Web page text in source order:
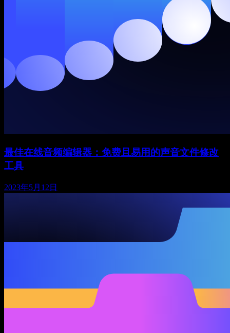
最佳在线音频编辑器：免费且易用的声音文件修改
工具
2023年5月12日